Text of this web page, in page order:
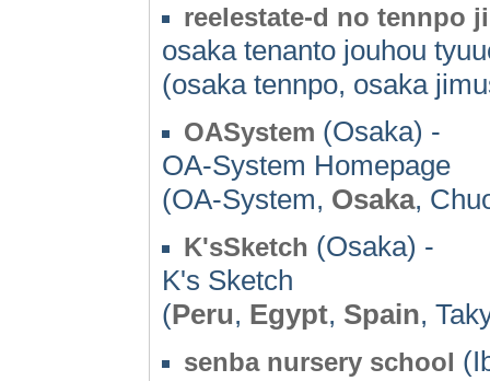
reelestate-d no tennpo
osaka tenanto jouhou
(osaka tennpo, osaka
OASystem (Osaka) -
OA-System Homepage
(OA-System, Osaka,
K'sSketch (Osaka) -
K's Sketch
(Peru, Egypt, Spain,
senba nursery school